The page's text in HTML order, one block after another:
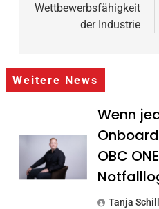
Wettbewerbsfähigkeit
der Industrie
Weitere News
Wenn
OBC
Tanja